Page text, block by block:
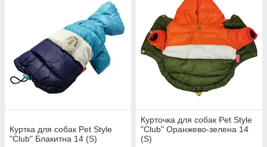
Куртка для собак Pet Style
"Club" Блакитна 14 (S)
Курточка для собак Pet Style
"Club" Оранжево-зелена 14
(S)